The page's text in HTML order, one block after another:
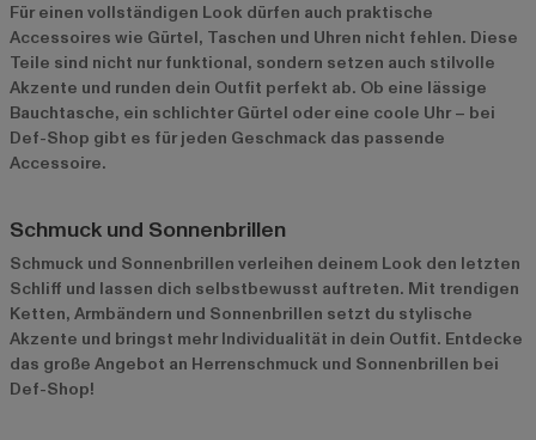
Für einen vollständigen Look dürfen auch praktische
Accessoires wie Gürtel, Taschen und Uhren nicht fehlen. Diese
Teile sind nicht nur funktional, sondern setzen auch stilvolle
Akzente und runden dein Outfit perfekt ab. Ob eine lässige
Bauchtasche, ein schlichter Gürtel oder eine coole Uhr – bei
Def-Shop gibt es für jeden Geschmack das passende
Accessoire.
Schmuck und Sonnenbrillen
Schmuck und Sonnenbrillen verleihen deinem Look den letzten
Schliff und lassen dich selbstbewusst auftreten. Mit trendigen
Ketten, Armbändern und Sonnenbrillen setzt du stylische
Akzente und bringst mehr Individualität in dein Outfit. Entdecke
das große Angebot an Herrenschmuck und Sonnenbrillen bei
Def-Shop!